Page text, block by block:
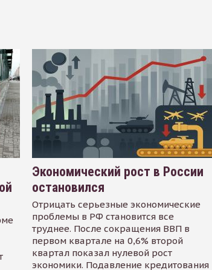
Экономический рост в России
остановился
Отрицать серьезные экономические
проблемы в РФ становится все
труднее. После сокращения ВВП в
первом квартале на 0,6% второй
квартал показал нулевой рост
экономики. Подавление кредитования